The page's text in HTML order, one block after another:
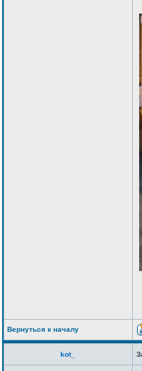
Вернуться к началу
kot_